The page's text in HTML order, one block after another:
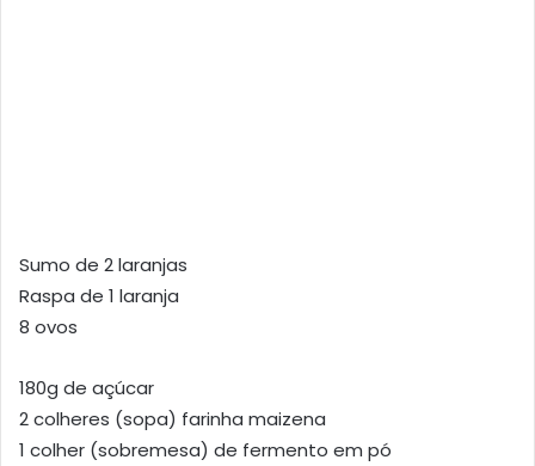
Sumo de 2 laranjas
Raspa de 1 laranja
8 ovos
180g de açúcar
2 colheres (sopa) farinha maizena
1 colher (sobremesa) de fermento em pó